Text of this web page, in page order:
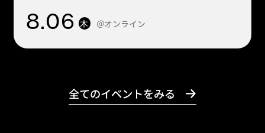
8.06 木 ＠オンライン
全てのイベントをみる